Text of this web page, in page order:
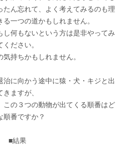
たん忘れて、よく考えてみるのも理
一つの道かもしれません。
し何もないという方は是非やってみ
ください。
持ちかもしれません。
治に向かう途中に猿・犬・キジと出
きますが、
この３つの動物が出てくる順番はど
順番ですか？
■結果